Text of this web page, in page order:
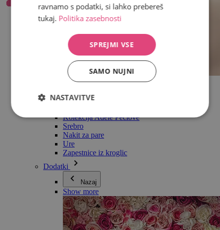
Vse v kategoriji Nakit
Zapestnice
Kolekcija Adéle Pečlové
Srebro
Nakit za pare
Ure
Zapestnice iz kroglic
Dodatki
Nazaj
Show more
ravnamo s podatki, si lahko prebereš
tukaj. Politika zasebnosti
SPREJMI VSE
SAMO NUJNI
NASTAVITVE